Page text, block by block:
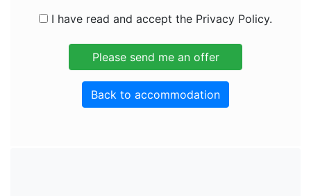
I have read and accept the Privacy Policy.
Back to accommodation